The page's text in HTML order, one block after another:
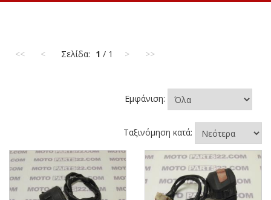
<< < Σελίδα: 1 / 1 > >>
Εμφάνιση:
Ταξινόμηση κατά: